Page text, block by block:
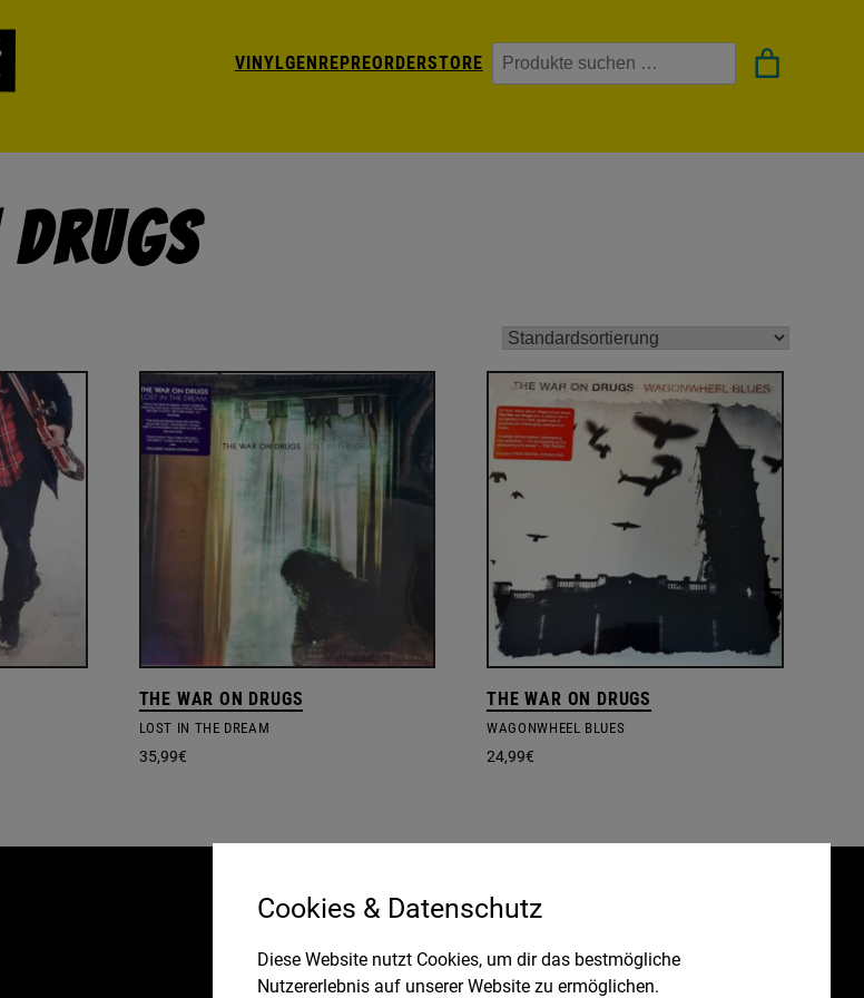
VINYLGENREPREORDERSTORE Suchen
Drugs
THE WAR ON DRUGS
LOST IN THE DREAM
35,99€
THE WAR ON DRUGS
WAGONWHEEL BLUES
24,99€
WIDERRUFSBELEHRUNG
IMPRESSUM
DATENSCHUTZ
Cookies & Datenschutz
Diese Website nutzt Cookies, um dir das bestmögliche
Nutzererlebnis auf unserer Website zu ermöglichen.